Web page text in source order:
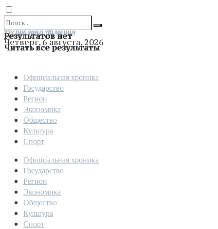
Результатов нет
Читать все результаты
Отправить
Республика Армения
Четверг, 6 августа, 2026
Официальная хроника
Государство
Регион
Экономика
Общество
Культура
Спорт
Официальная хроника
Государство
Регион
Экономика
Общество
Культура
Спорт